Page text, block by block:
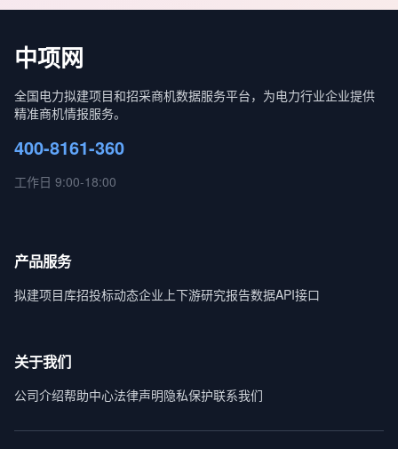
中项网
全国电力拟建项目和招采商机数据服务平台，为电力行业企业提供
精准商机情报服务。
400-8161-360
工作日 9:00-18:00
产品服务
拟建项目库招投标动态企业上下游研究报告数据API接口
关于我们
公司介绍帮助中心法律声明隐私保护联系我们